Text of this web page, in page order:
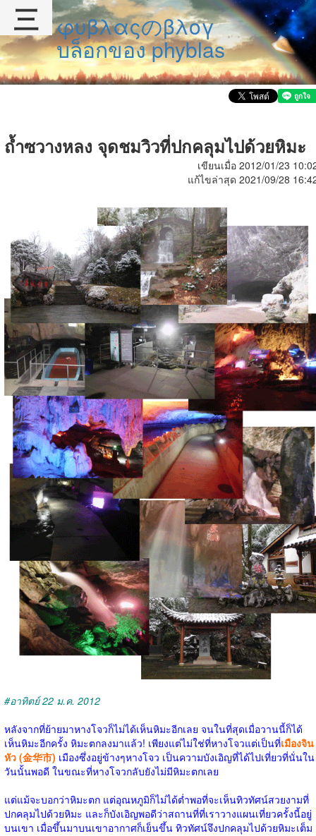
φυβλαςのβλογ
บล็อกของ phyblas
ถ้ำซวางหลง จุดชมวิวที่ปกคลุมไปด้วยหิมะ
เขียนเมื่อ 2012/01/23
แก้ไขล่าสุด 2021/09/28
#อาทิตย์ 22 ม.ค. 2012
หลังจากที่ย้ายมาหางโจวก็ไม่ได้เห็นหิมะอีกเลย จนในที่สุดเมื่อวานนี้ก็ได้
เห็นหิมะอีกครั้ง หิมะตกลงมาแล้ว! เพียงแต่ไม่ใช่ที่หางโจวแต่เป็นที่เมืองจิน
หัว (金华市) เมืองซึ่งอยู่ข้างๆหางโจว เป็นความบังเอิญที่ได้ไปเที่ยวที่นั่นใน
วันนั้นพอดี ในขณะที่หางโจวกลับยังไม่มีหิมะตกเลย
แต่แม้จะบอกว่าหิมะตก แต่อุณหภูมิก็ไม่ได้ต่ำพอที่จะเห็นทิวทัศน์สวยงามที่
ปกคลุมไปด้วยหิมะ และก็บังเอิญพอดีว่าสถานที่ที่เราวางแผนเที่ยวครั้งนี้อยู่
บนเขา เมื่อขึ้นมาบนเขาอากาศก็เย็นขึ้น ทิวทัศน์จึงปกคลุมไปด้วยหิมะเต็ม
三